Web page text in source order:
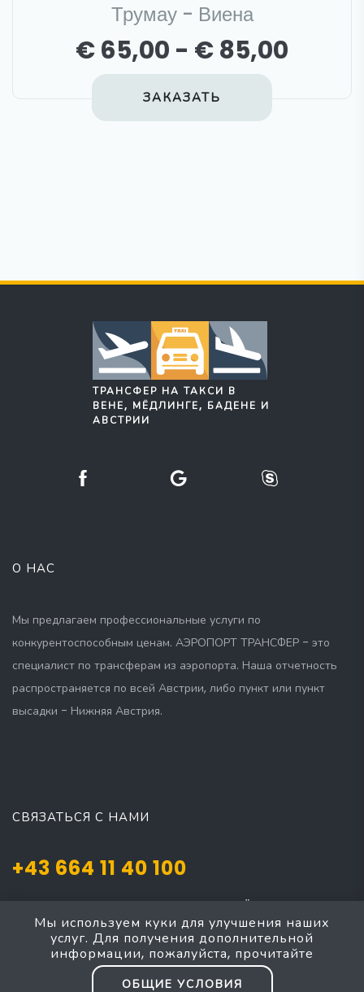
Трумау - Виена
€ 65,00 - € 85,00
ЗАКАЗАТЬ
ТРАНСФЕР НА ТАКСИ В
ВЕНЕ, МЁДЛИНГЕ, БАДЕНЕ И
АВСТРИИ
О НАС
Мы предлагаем профессиональные услуги по
конкурентоспособным ценам. АЭРОПОРТ ТРАНСФЕР - это
специалист по трансферам из аэропорта. Наша отчетность
распространяется по всей Австрии, либо пункт или пункт
высадки - Нижняя Австрия.
СВЯЗАТЬСЯ С НАМИ
+43 664 11 40 100
Josef Mayer Gasse 5, Mödling, NÖ 2340
taxi4austria@yahoo.com
Baden Mödling - Мёдлинг Баден, такси большой
Мы используем куки для улучшения наших
услуг. Для получения дополнительной
информации, пожалуйста, прочитайте
ОБЩИЕ УСЛОВИЯ